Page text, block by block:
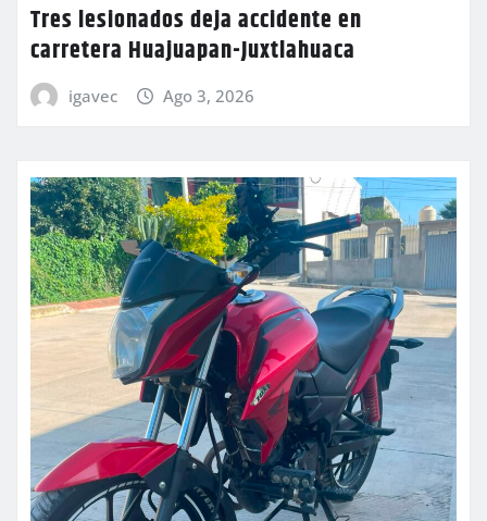
Tres lesionados deja accidente en
carretera Huajuapan-Juxtlahuaca
igavec Ago 3, 2026